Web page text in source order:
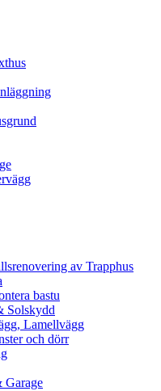
av Trapphus
bastu
Solskydd
Lamellvägg
och dörr
Garage